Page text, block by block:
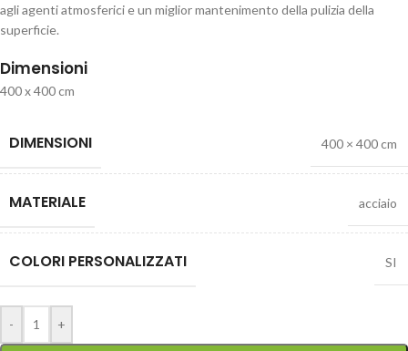
agli agenti atmosferici e un miglior mantenimento della pulizia della
superficie.
Dimensioni
400 x 400 cm
DIMENSIONI 400 × 400 cm
MATERIALE acciaio
COLORI PERSONALIZZATI SI
- +